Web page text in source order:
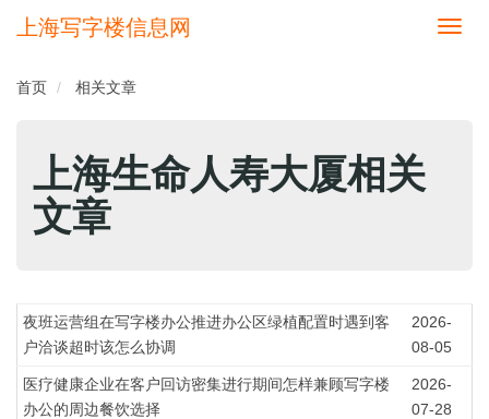
切
上海写字楼信息网
首页 相关文章
上海生命人寿大厦相关
文章
夜班运营组在写字楼办公推进办公区绿植配置时遇到客
户洽谈超时该怎么协调
2026-
08-05
医疗健康企业在客户回访密集进行期间怎样兼顾写字楼
办公的周边餐饮选择
2026-
07-28